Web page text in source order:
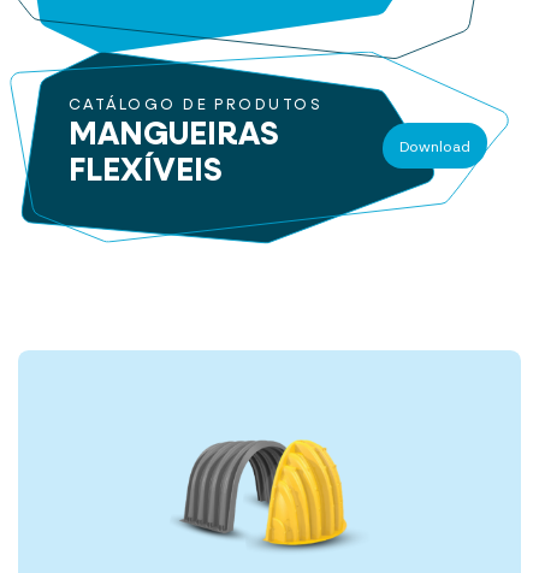
CATÁLOGO DE PRODUTOS
MANGUEIRAS
FLEXÍVEIS
Download